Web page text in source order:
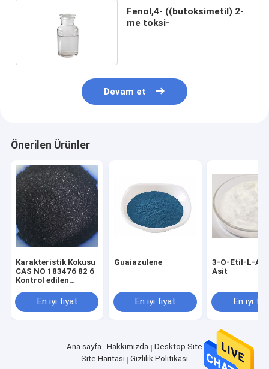
Fenol,4- ((butoksimetil) 2-
me toksi-
Devam et
Önerilen Ürünler
Karakteristik Kokusu
CAS NO 183476 82 6
Kontrol edilen
0.1'den daha az su
içeren endüstriyel
En iyi fiyat
Guaiazulene
En iyi fiyat
3-O-Etil-L-
Asit
En iyi
Ana sayfa Hakkımızda
Desktop Site
Site Haritası
Gizlilik Politikası